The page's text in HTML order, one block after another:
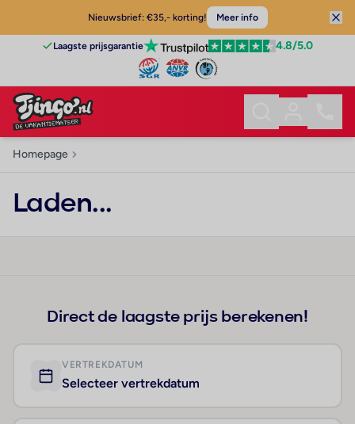
Nieuwsbrief: €35,- korting! Meer info
Laagste prijsgarantie 4.8/5.0
Homepage
Laden...
Direct de laagste prijs berekenen!
VERTREKDATUM
Selecteer vertrekdatum